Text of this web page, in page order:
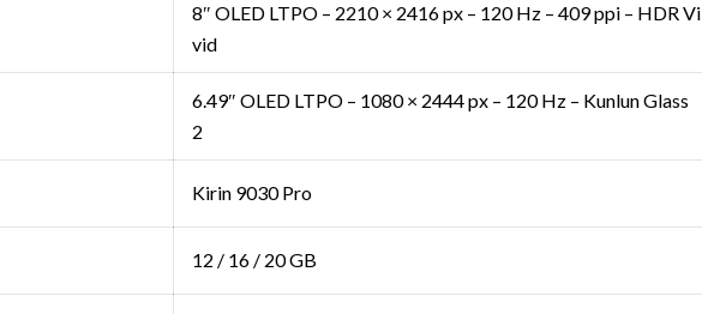
8″ OLED LTPO – 2210 × 2416 px – 120 Hz – 409 ppi – HDR Vi
vid
6.49″ OLED LTPO – 1080 × 2444 px – 120 Hz – Kunlun Glass
2
Kirin 9030 Pro
12 / 16 / 20 GB